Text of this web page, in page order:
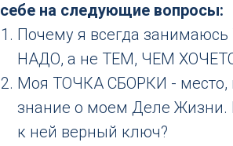
себе на следующие вопросы:
Почему я всегда
НАДО, а не ТЕМ, ЧЕМ
Моя ТОЧКА СБОРКИ - место,
знание о моем Деле Жизни.
к ней верный ключ?